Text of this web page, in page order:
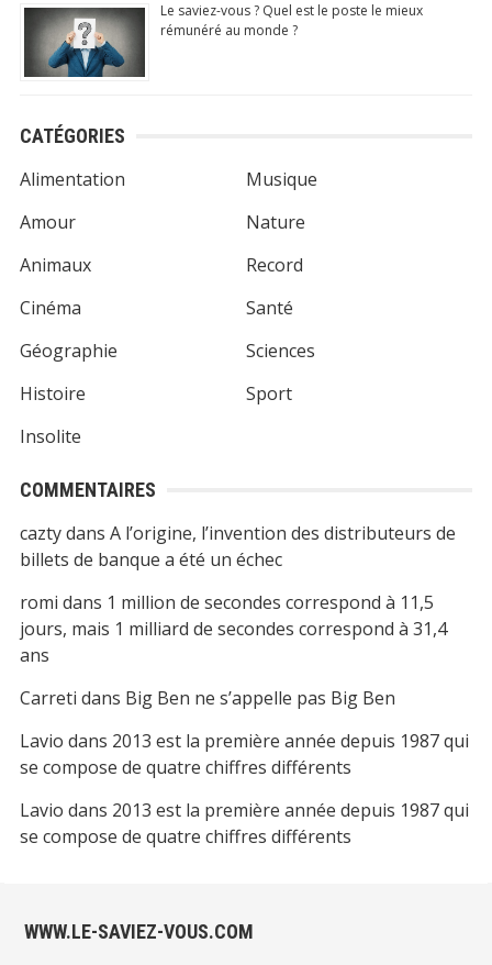
Le saviez-vous ? Quel est le poste le mieux
rémunéré au monde ?
CATÉGORIES
Alimentation
Amour
Animaux
Cinéma
Géographie
Histoire
Insolite
Musique
Nature
Record
Santé
Sciences
Sport
COMMENTAIRES
caztydans A l’origine, l’invention des distributeurs de
billets de banque a été un échec
romi dans 1 million de secondes correspond à 11,5
jours, mais 1 milliard de secondes correspond à 31,4
ans
Carreti dans Big Ben ne s’appelle pas Big Ben
Lavio dans 2013 est la première année depuis 1987 qui
se compose de quatre chiffres différents
Lavio dans 2013 est la première année depuis 1987 qui
se compose de quatre chiffres différents
WWW.LE-SAVIEZ-VOUS.COM